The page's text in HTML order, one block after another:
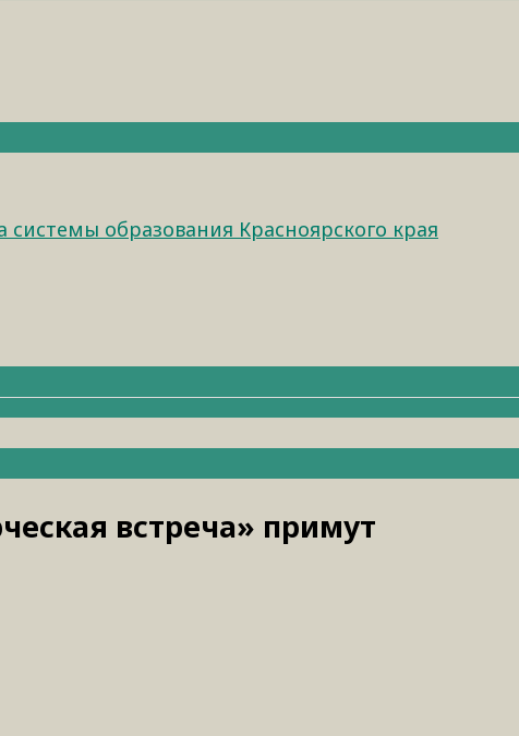
образования Красноярского края
встреча» примут